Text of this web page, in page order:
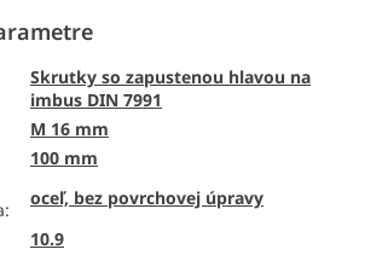
Skrutky so zapustenou hlavou na
imbus DIN 7991
M 16 mm
100 mm
:
oceľ, bez povrchovej úpravy
10.9